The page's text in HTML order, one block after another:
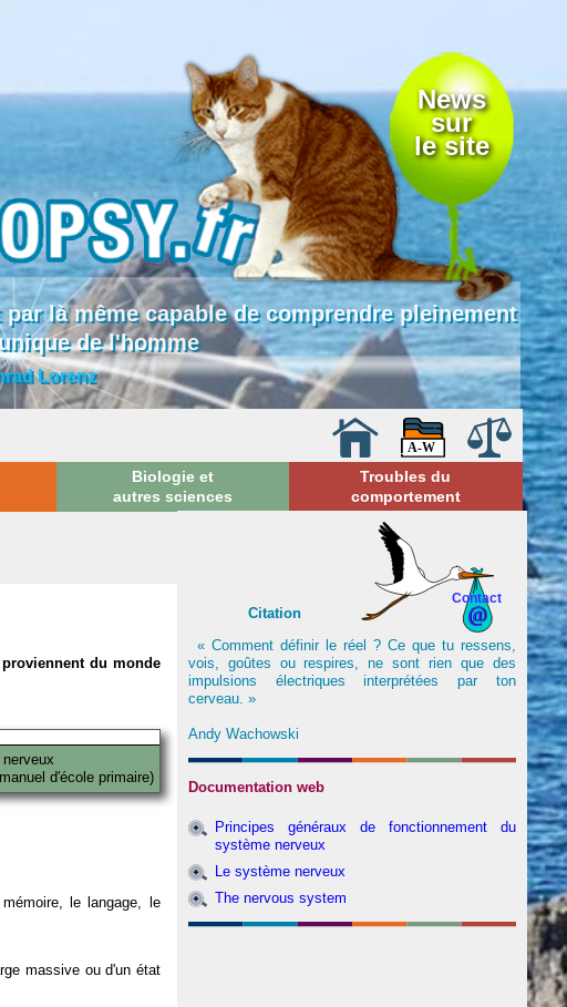
News
sur
le site
là même capable de comprendre pleinement
de l'homme
Lorenz
Biologie et
autres sciences
Troubles du
comportement
du monde
d'école primaire)
le langage, le
massive ou d'un état
Contact
Citation
« Comment définir le réel ? Ce que tu ressens,
vois, goûtes ou respires, ne sont rien que des
impulsions électriques interprétées par ton
cerveau. »
Andy Wachowski
Documentation web
Principes généraux de fonctionnement du
système nerveux
Le système nerveux
The nervous system